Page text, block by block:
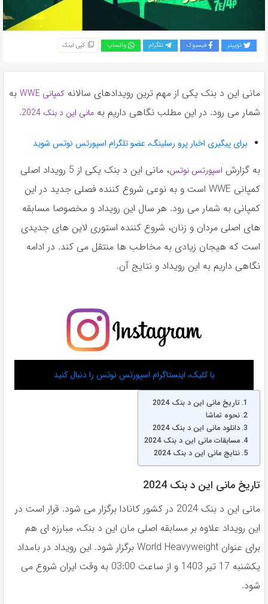
بگذارید.
لینک
توییتر فیسبوک تلگرام واتساپ کپی لینک
مانی این د بنک یکی از مهم ترین رویدادهای سالانه کمپانی WWE
به
شمار می رود. در این مطلب نگاهی داریم به مانی این د بنک 2024 .
برای پیگیری اخبار پرو رسلینگ، عضو تلگرام اسپورتس نوتس شوید
به گزارش اسپورتس نوتس
، مانی این د بنک یکی از 5 رویداد اصلی
کمپانی WWE است و به نوعی شروع کننده فصلی جدید در این
کمپانی به شمار می رود. هر سال این رویداد و مخصوصا مسابقه
های اصلی مردان و زنان، شروع کننده استوری لاین های جدیدی
است که هیجان زیادی به مخاطب ها منتقل می کند. در ادامه
نگاهی داریم به این رویداد و نتایج آن.
با کلیک، اینستاگرام اسپورتس نوتس را دنبال کنید
تاریخ مانی این د بنک 2024
نحوه تماشا
دانلود مانی این د بنک 2024
مسابقات مانی این د بنک 2024
نتایج مانی این د بنک 2024
تاریخ مانی این د بنک 2024
مانی این د بنک 2024 در کشور کانادا برگزار می شود. قرار است در
این رویداد علاوه بر مسابقه اصلی مان این د بنک، مبارزه ای هم
برای عنوان World Heavyweight برگزار شود. این رویداد در بامداد
یکشنبه 17 تیر 1403 و از ساعت 03:00 به وقت ایران شروع می
شود.